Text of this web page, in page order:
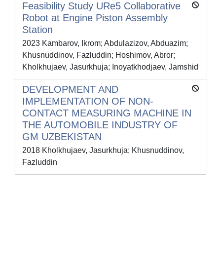
Feasibility Study URe5 Collaborative
Robot at Engine Piston Assembly
Station
2023 Kambarov, Ikrom; Abdulazizov, Abduazim;
Khusnuddinov, Fazluddin; Hoshimov, Abror;
Kholkhujaev, Jasurkhuja; Inoyatkhodjaev, Jamshid
DEVELOPMENT AND
IMPLEMENTATION OF NON-
CONTACT MEASURING MACHINE IN
THE AUTOMOBILE INDUSTRY OF
GM UZBEKISTAN
2018 Kholkhujaev, Jasurkhuja; Khusnuddinov,
Fazluddin